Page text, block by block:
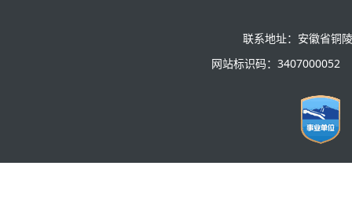
联系地址：安徽省铜
网站标识码：3407000052